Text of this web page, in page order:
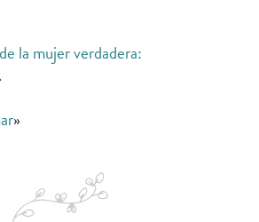
la mujer verdadera:
»